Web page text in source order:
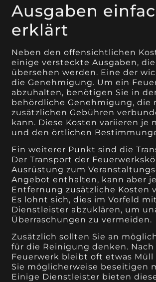
Ausgaben
erklärt
Neben den offensichtlichen
einige versteckte Ausgaben,
übersehen werden. Eine der
die Genehmigung. Um ein
abzuhalten, benötigen Sie in
behördliche Genehmigung, die
zusätzlichen Gebühren
kann. Diese Kosten variieren je
und den örtlichen
Ein weiterer Punkt sind die
Der Transport der
Ausrüstung zum
Angebot enthalten, kann aber
Entfernung zusätzliche Kosten
Es lohnt sich, dies im Vorfeld
Dienstleister abzuklären, um
Überraschungen zu vermeiden.
Zusätzlich sollten Sie an
für die Reinigung denken. Nach
Feuerwerk bleibt oft etwas Müll
Sie möglicherweise beseitigen
Einige Dienstleister bieten